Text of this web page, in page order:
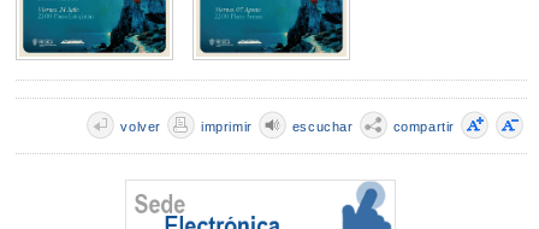
compartir
escuchar
imprimir
volver